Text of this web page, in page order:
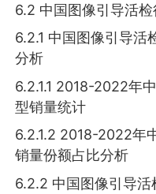
6.2 中国图像引导活
6.2.1 中国图像引导活
分析
6.2.1.1 2018-2022年
型销量统计
6.2.1.2 2018-2022年
销量份额占比分析
6.2.2 中国图像引导